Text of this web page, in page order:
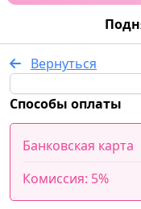
Вернуться
Способы оплаты
Банковская карта
Комиссия: 5%